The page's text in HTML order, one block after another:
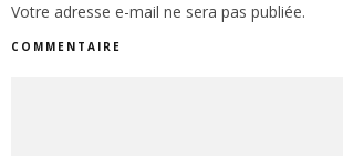
Votre adresse e-mail ne sera pas publiée.
COMMENTAIRE